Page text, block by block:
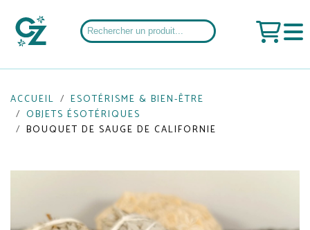
ACCUEIL
ESOTÉRISME & BIEN-ÊTRE
OBJETS ÉSOTÉRIQUES
BOUQUET DE SAUGE DE CALIFORNIE